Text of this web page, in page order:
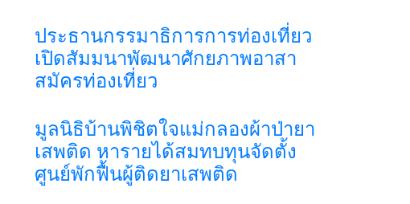
ประธานกรรมาธิการการท่องเที่ยว
เปิดสัมมนาพัฒนาศักยภาพอาสา
สมัครท่องเที่ยว
มูลนิธิบ้านพิชิตใจแม่กลองผ้าป่ายา
เสพติด หารายได้สมทบทุนจัดตั้ง
ศูนย์พักฟื้นผู้ติดยาเสพติด